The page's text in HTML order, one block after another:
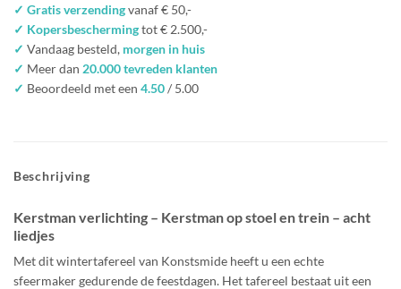
✓ Gratis verzendingvanaf € 50,-
✓ Kopersbeschermingtot € 2.500,-
✓ Vandaag besteld, morgen in huis
✓ Meer dan 20.000 tevreden klanten
✓ Beoordeeld met een 4.50/ 5.00
Beschrijving
Kerstman verlichting – Kerstman op stoel en trein – acht
liedjes
Met dit wintertafereel van Konstsmide heeft u een echte
sfeermaker gedurende de feestdagen. Het tafereel bestaat uit een